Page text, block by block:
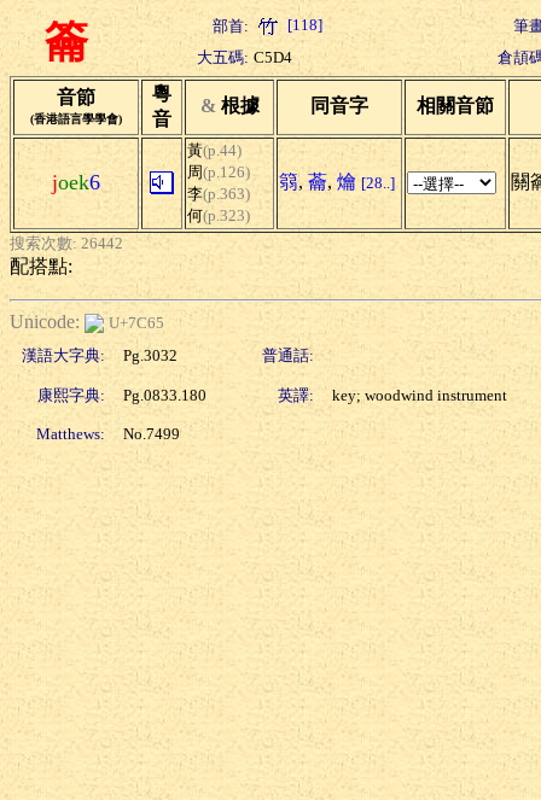
籥 部首: [118]
筆
大五碼: C5D4 倉頡
音節
(香港語言學學會)
粵
音
& 根據 同音字 相關音節
joek6
黃(p.44)
周(p.126)
李(p.363)
何(p.323)
篛, 蘥, 爚 [28..] 關
搜索次數: 26442
配搭點:
Unicode:
U+7C65
漢語大字典:
Pg.3032 普通話:
康熙字典: Pg.0833.180 英譯: key; woodwind instrument
Matthews: No.7499